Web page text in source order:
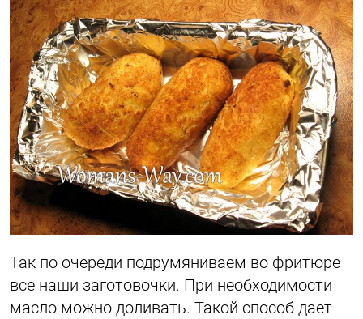
Так по очереди подрумяниваем во фритюре
все наши заготовочки. При необходимости
масло можно доливать. Такой способ дает